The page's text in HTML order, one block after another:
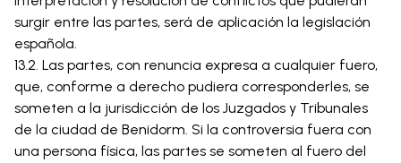
surgir entre las partes, será de aplicación la legislación
española.
13.2. Las partes, con renuncia expresa a cualquier fuero,
que, conforme a derecho pudiera corresponderles, se
someten a la jurisdicción de los Juzgados y Tribunales
de la ciudad de Benidorm. Si la controversia fuera con
una persona física, las partes se someten al fuero del